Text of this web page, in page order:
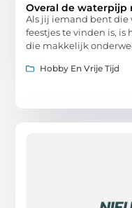
Overal de waterpijp
Als jij iemand bent die
feestjes te vinden is,
die makkelijk
Hobby En Vrije Tijd